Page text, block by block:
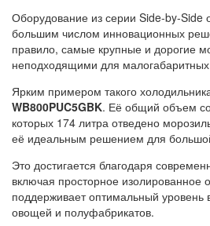
Оборудование из серии Side-by-Side
большим числом инновационных
правило, самые крупные и дорогие
неподходящими для малогабаритных
Ярким примером такого
WB800PUC5GBK. Её общий объем
которых 174 литра отведено
её идеальным решением для
Это достигается благодаря
включая просторное изолированное
поддерживает оптимальный уровень
овощей и полуфабрикатов.